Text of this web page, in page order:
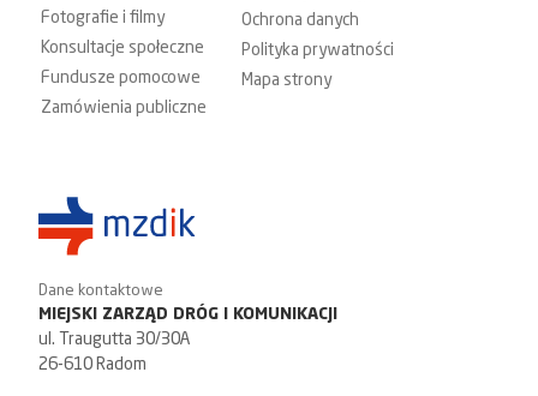
Fotografie i filmy
Konsultacje społeczne
Fundusze pomocowe
Zamówienia publiczne
Ochrona danych
Polityka prywatności
Mapa strony
Dane kontaktowe
MIEJSKI ZARZĄD DRÓG I KOMUNIKACJI
ul. Traugutta 30/30A
26-610 Radom